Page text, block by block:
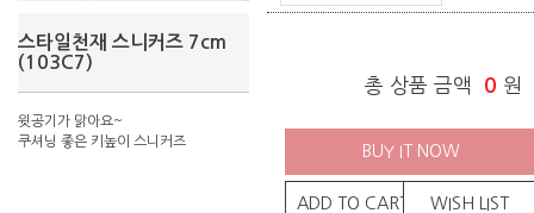
스타일천재 스니커즈 7cm
(103C7)
윗공기가 맑아요~
쿠셔닝 좋은 키높이 스니커즈
총 상품 금액 0 원
BUY IT NOW
ADD TO CART WISH LIST